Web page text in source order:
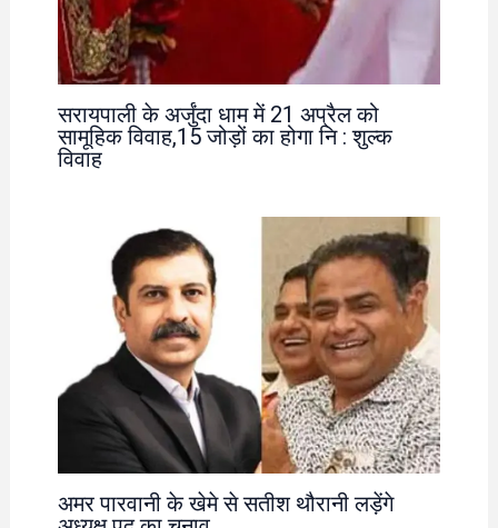
सरायपाली के अर्जुंदा धाम में 21 अप्रैल को
सामूहिक विवाह,15 जोड़ों का होगा नि : शुल्क
विवाह
अमर पारवानी के खेमे से सतीश थौरानी लड़ेंगे